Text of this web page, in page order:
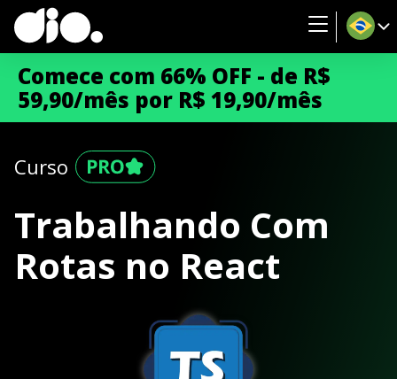
Comece com 66% OFF - de R$
59,90/mês por R$ 19,90/mês
Curso
Trabalhando Com
Rotas no React